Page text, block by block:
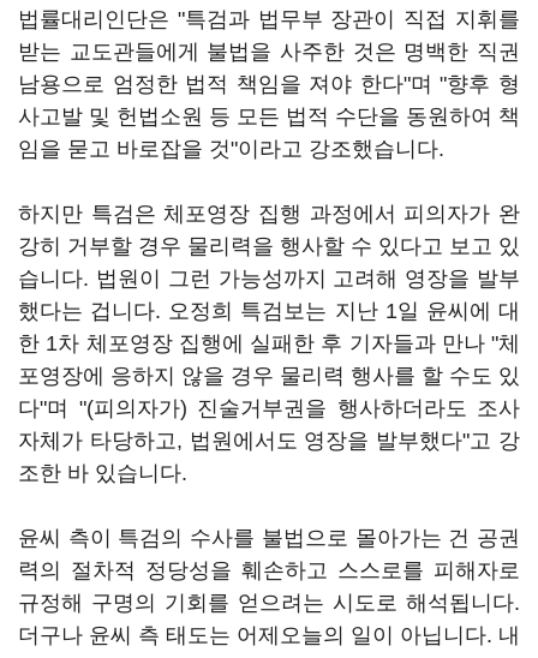
법률대리인단은 "특검과 법무부 장관이 직접 지휘를
받는 교도관들에게 불법을 사주한 것은 명백한 직권
남용으로 엄정한 법적 책임을 져야 한다"며 "향후 형
사고발 및 헌법소원 등 모든 법적 수단을 동원하여 책
임을 묻고 바로잡을 것"이라고 강조했습니다.
하지만 특검은 체포영장 집행 과정에서 피의자가 완
강히 거부할 경우 물리력을 행사할 수 있다고 보고 있
습니다. 법원이 그런 가능성까지 고려해 영장을 발부
했다는 겁니다. 오정희 특검보는 지난 1일 윤씨에 대
한 1차 체포영장 집행에 실패한 후 기자들과 만나 "체
포영장에 응하지 않을 경우 물리력 행사를 할 수도 있
다"며 "(피의자가) 진술거부권을 행사하더라도 조사
자체가 타당하고, 법원에서도 영장을 발부했다"고 강
조한 바 있습니다.
윤씨 측이 특검의 수사를 불법으로 몰아가는 건 공권
력의 절차적 정당성을 훼손하고 스스로를 피해자로
규정해 구명의 기회를 얻으려는 시도로 해석됩니다.
더구나 윤씨 측 태도는 어제오늘의 일이 아닙니다. 내